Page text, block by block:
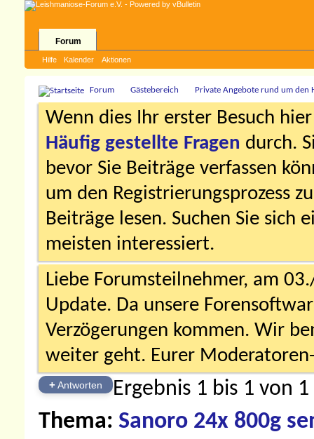
Forum
Hilfe Kalender Aktionen
Forum Gästebereich Private Angebote rund um den
Wenn dies Ihr erster Besuch
Häufig gestellte Fragen durch.
bevor Sie Beiträge verfassen
um den Registrierungsprozess
Beiträge lesen. Suchen Sie sich
meisten interessiert.
Liebe Forumsteilnehmer, am
Update. Da unsere
Verzögerungen kommen. Wir
weiter geht. Eurer
+Antworten Ergebnis 1 bis 1 von 1
Thema: Sanoro 24x 800g